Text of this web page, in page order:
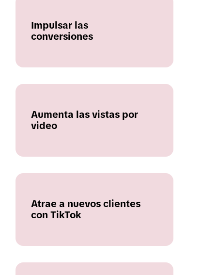
Impulsar las
conversiones
Aumenta las vistas por
video
Atrae a nuevos clientes
con TikTok